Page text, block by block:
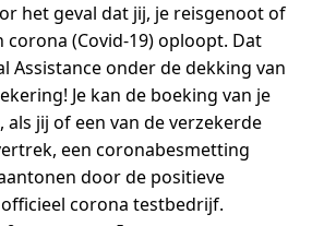
het geval dat jij, je reisgenoot of
corona (Covid-19) oploopt. Dat
Assistance onder de dekking van
Je kan de boeking van je
jij of een van de verzekerde
een coronabesmetting
door de positieve
corona testbedrijf.